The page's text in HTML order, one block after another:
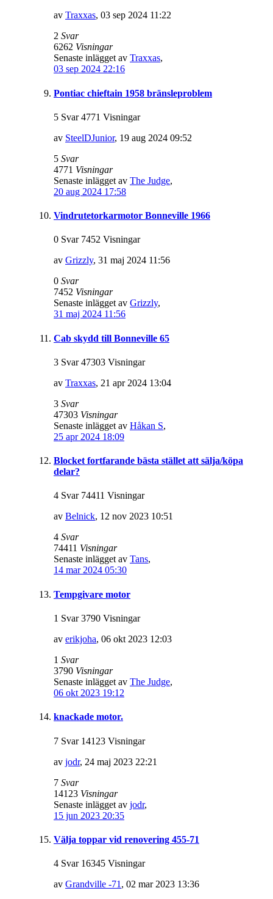
av Traxxas, 03 sep 2024 11:22
2 Svar
6262 Visningar
Senaste inlägget av Traxxas,
03 sep 2024 22:16
Pontiac chieftain 1958 bränsleproblem
5 Svar 4771 Visningar
av SteelDJunior, 19 aug 2024 09:52
5 Svar
4771 Visningar
Senaste inlägget av The Judge,
20 aug 2024 17:58
Vindrutetorkarmotor Bonneville 1966
0 Svar 7452 Visningar
av Grizzly, 31 maj 2024 11:56
0 Svar
7452 Visningar
Senaste inlägget av Grizzly,
31 maj 2024 11:56
Cab skydd till Bonneville 65
3 Svar 47303 Visningar
av Traxxas, 21 apr 2024 13:04
3 Svar
47303 Visningar
Senaste inlägget av Håkan S,
25 apr 2024 18:09
Blocket fortfarande bästa stället att sälja/köpa
delar?
4 Svar 74411 Visningar
av Belnick, 12 nov 2023 10:51
4 Svar
74411 Visningar
Senaste inlägget av Tans,
14 mar 2024 05:30
Tempgivare motor
1 Svar 3790 Visningar
av erikjoha, 06 okt 2023 12:03
1 Svar
3790 Visningar
Senaste inlägget av The Judge,
06 okt 2023 19:12
knackade motor.
7 Svar 14123 Visningar
av jodr, 24 maj 2023 22:21
7 Svar
14123 Visningar
Senaste inlägget av jodr,
15 jun 2023 20:35
Välja toppar vid renovering 455-71
4 Svar 16345 Visningar
av Grandville -71 , 02 mar 2023 13:36